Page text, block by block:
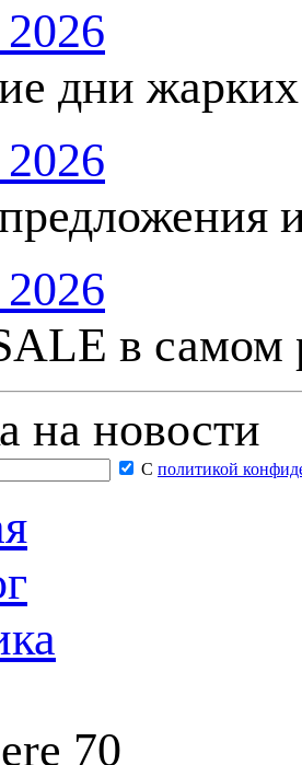
дни
в самом
на новости
С политикой
70